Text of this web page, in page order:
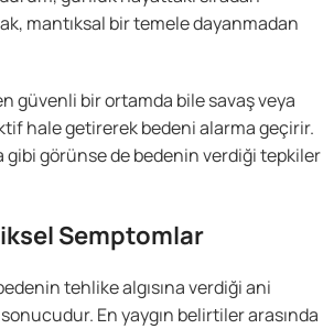
mantıksal bir temele dayanmadan
güvenli bir ortamda bile savaş veya
hale getirerek bedeni alarma geçirir.
gibi görünse de bedenin verdiği tepkiler
Semptomlar
tehlike algısına verdiği ani
En yaygın belirtiler arasında